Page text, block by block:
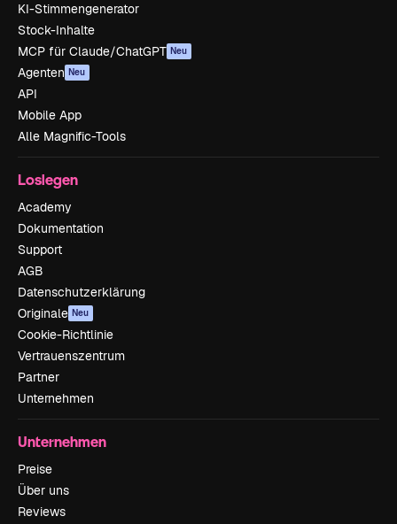
KI-Stimmengenerator
Stock-Inhalte
MCP für Claude/ChatGPT Neu
Agenten Neu
API
Mobile App
Alle Magnific-Tools
Loslegen
Academy
Dokumentation
Support
AGB
Datenschutzerklärung
Originale Neu
Cookie-Richtlinie
Vertrauenszentrum
Partner
Unternehmen
Unternehmen
Preise
Über uns
Reviews